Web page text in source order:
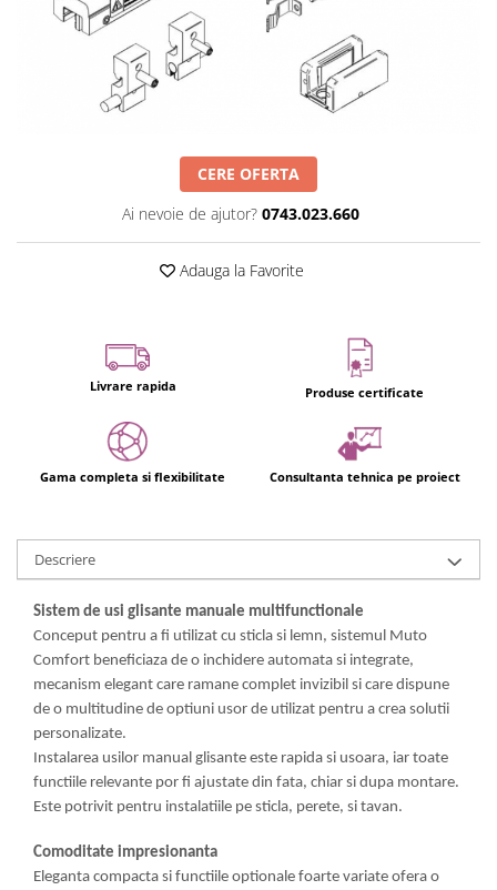
CERE OFERTA
Ai nevoie de ajutor? 0743.023.660
Adauga la Favorite
Livrare rapida Produse certificate
Gama completa si flexibilitate Consultanta tehnica pe proiect
Descriere
Sistem de usi glisante manuale multifunctionale
Conceput pentru a fi utilizat cu sticla si lemn, sistemul Muto
Comfort beneficiaza de o inchidere automata si integrate,
mecanism elegant care ramane complet invizibil si care dispune
de o multitudine de optiuni usor de utilizat pentru a crea solutii
personalizate.
Instalarea usilor manual glisante este rapida si usoara, iar toate
functiile relevante por fi ajustate din fata, chiar si dupa montare.
Este potrivit pentru instalatiile pe sticla, perete, si tavan.
Comoditate impresionanta
Eleganta compacta si functiile optionale foarte variate ofera o